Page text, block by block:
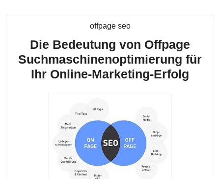
offpage seoKategorie
Die Bedeutung von Offpage
Suchmaschinenoptimierung für
Ihr Online-Marketing-Erfolg